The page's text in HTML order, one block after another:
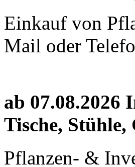
Einkauf von
Mail oder
ab 07.08.2026
Tische,
Pflanzen- &